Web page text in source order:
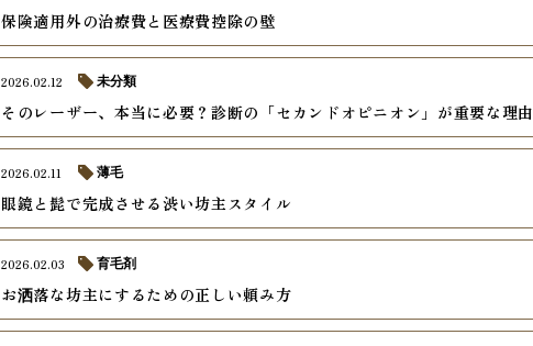
保険適用外の治療費と医療費控除の壁
そのレーザー、本当に必要？診断の「セカンドオピニオン」が重要な理由
2026.02.12 未分類
眼鏡と髭で完成させる渋い坊主スタイル
2026.02.11 薄毛
お洒落な坊主にするための正しい頼み方
2026.02.03 育毛剤